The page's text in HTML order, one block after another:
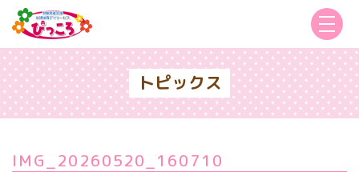
トピックス
IMG_20260520_160710